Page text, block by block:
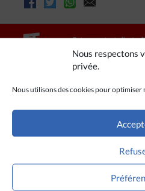
Nous respectons
privée.
Nous utilisons des cookies pour optimiser
A LIRE